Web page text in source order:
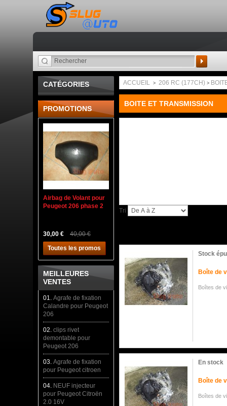
CATÉGORIES
PROMOTIONS
Airbag de Volant pour
Peugeot 206 phase 2
30,00 €
40,00 €
Toutes les promos
MEILLEURES
VENTES
01. Agrafe de fixation
Calandre pour Peugeot
206
02. clips rivet
demontable pour
Peugeot 206
03. Agrafe de fixation
pour Peugeot citroen
04. NEUF injecteur
pour Peugeot Citroën
2.0 16V
ACCUEIL > 206 RC (177CH) >
BOITE ET TRANSMISSION
Tri
Stock
Boîte de
Boîtes de
En stock
Boîte de
Boîtes de